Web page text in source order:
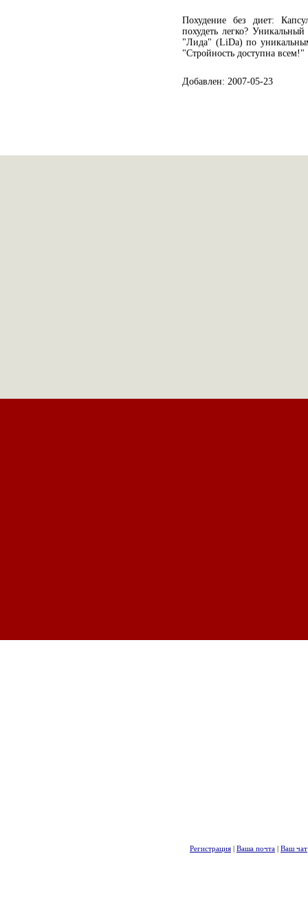
Похудение без диет:
похудеть легко?
"Лида" (LiDa) по
"Cтройность доступна всем!"
Добавлен: 2007-05-23
Регистрация | Ваша почта | Ваш чат